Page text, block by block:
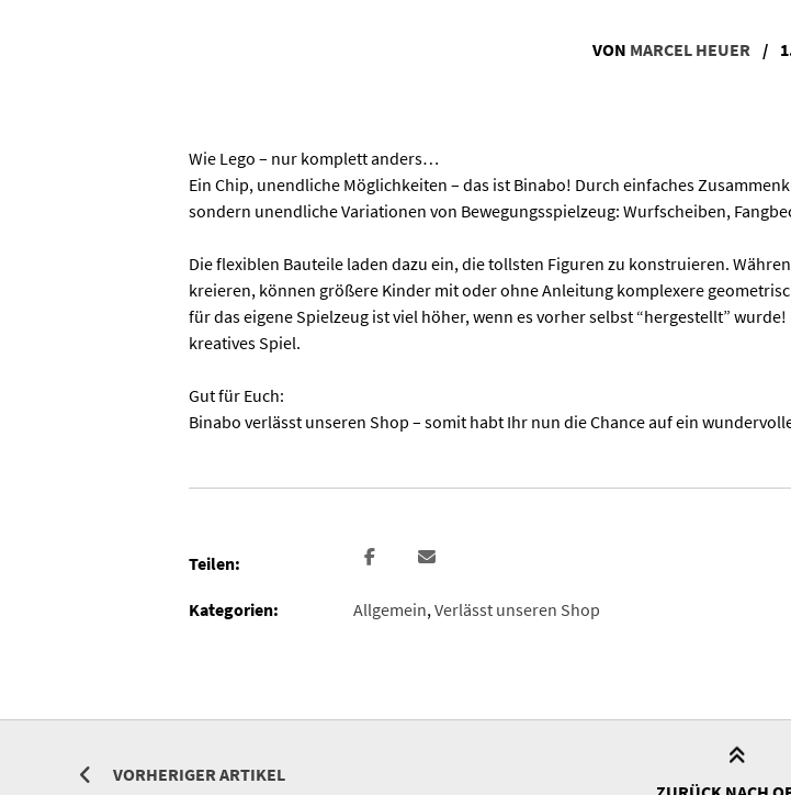
VON MARCEL HEUER /
Wie Lego – nur komplett anders…
Ein Chip, unendliche Möglichkeiten – das ist Binabo! Durch einfaches
sondern unendliche Variationen von Bewegungsspielzeug: Wurfscheiben,
Die flexiblen Bauteile laden dazu ein, die tollsten Figuren zu konstruieren.
kreieren, können größere Kinder mit oder ohne Anleitung komplexere
für das eigene Spielzeug ist viel höher, wenn es vorher selbst “hergestellt”
kreatives Spiel.
Gut für Euch:
Binabo verlässt unseren Shop – somit habt Ihr nun die Chance auf ein
Teilen:
Kategorien: Allgemein, Verlässt unseren Shop
VORHERIGER ARTIKEL